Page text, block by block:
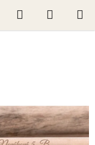
Hledat
KOŠÍK